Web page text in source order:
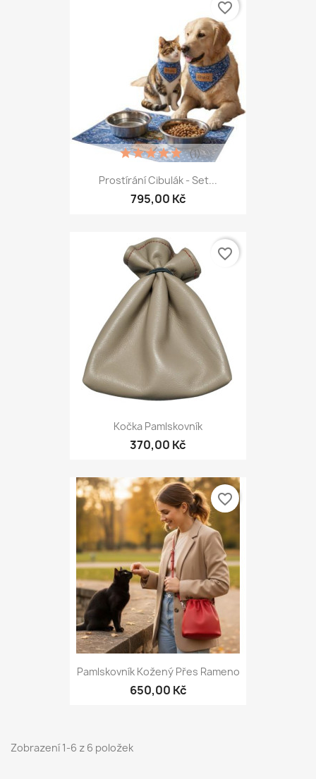
Prostírání Cibulák - Set...
795,00 Kč
(1)
favorite_border
Kočka Pamlskovník
370,00 Kč
favorite_border
Pamlskovník Kožený Přes Rameno
650,00 Kč
favorite_border
Zobrazení 1-6 z 6 položek